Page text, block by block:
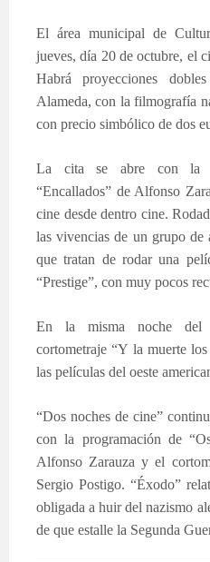
El área municipal de
jueves, día 20 de octubre, el
Habrá proyecciones
Alameda, con la filmografía
con precio simbólico de dos
La cita se abre con la
“Encallados” de Alfonso
cine desde dentro cine.
las vivencias de un grupo de
que tratan de rodar una
“Prestige”, con muy pocos
En la misma noche del
cortometraje “Y la muerte
las películas del oeste
“Dos noches de cine”
con la programación de
Alfonso Zarauza y el
Sergio Postigo. “Éxodo”
obligada a huir del nazismo
de que estalle la Segunda